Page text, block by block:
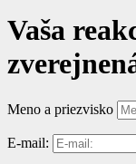
Vaša
Meno a priezvisko
E-mail: